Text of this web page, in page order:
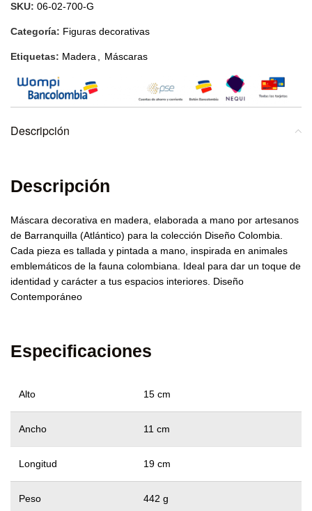
SKU: 06-02-700-G
Categoría: Figuras decorativas
Etiquetas: Madera Máscaras
Descripción
Descripción
Máscara decorativa en madera, elaborada a mano por artesanos
de Barranquilla (Atlántico) para la colección Diseño Colombia.
Cada pieza es tallada y pintada a mano, inspirada en animales
emblemáticos de la fauna colombiana. Ideal para dar un toque de
identidad y carácter a tus espacios interiores. Diseño
Contemporáneo
Especificaciones
Alto 15 cm
Ancho 11 cm
Longitud 19 cm
Peso 442 g